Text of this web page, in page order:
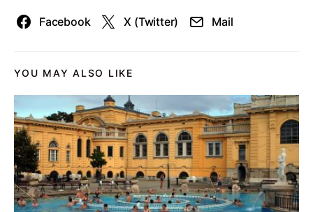
Facebook X (Twitter) Mail
YOU MAY ALSO LIKE